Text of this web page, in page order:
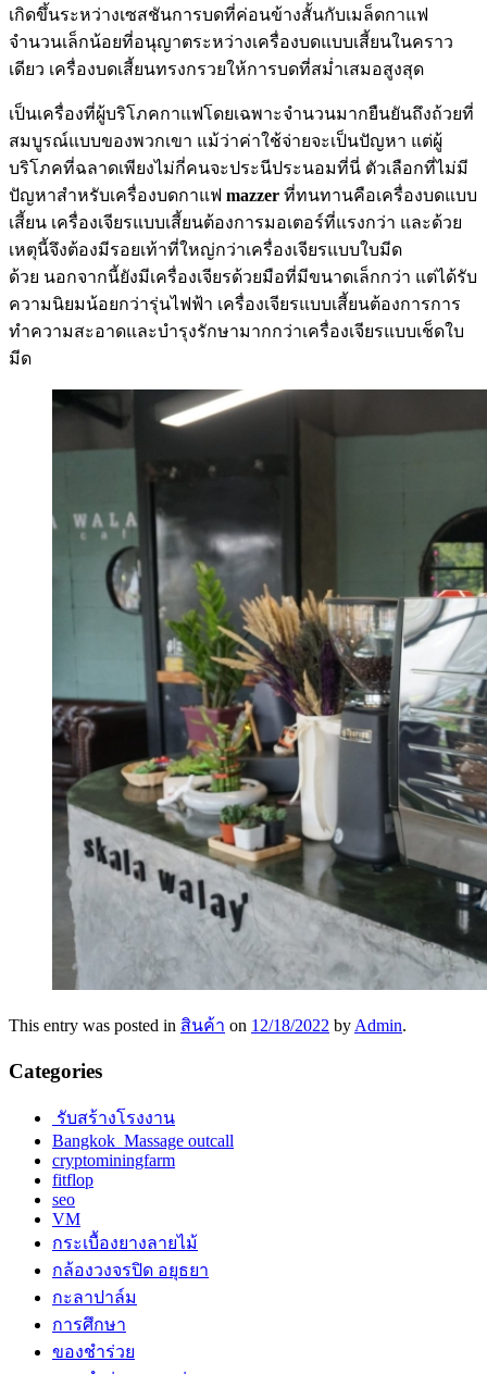
เกิดขึ้นระหว่างเซสชันการบดที่ค่อนข้างสั้นกับเมล็ดกาแฟ
จำนวนเล็กน้อยที่อนุญาตระหว่างเครื่องบดแบบเสี้ยนในคราว
เดียว เครื่องบดเสี้ยนทรงกรวยให้การบดที่สม่ำเสมอสูงสุด
เป็นเครื่องที่ผู้บริโภคกาแฟโดยเฉพาะจำนวนมากยืนยันถึงถ้วยที่
สมบูรณ์แบบของพวกเขา แม้ว่าค่าใช้จ่ายจะเป็นปัญหา แต่ผู้
บริโภคที่ฉลาดเพียงไม่กี่คนจะประนีประนอมที่นี่ ตัวเลือกที่ไม่มี
ปัญหาสำหรับเครื่องบดกาแฟ mazzer ที่ทนทานคือเครื่องบดแบบ
เสี้ยน เครื่องเจียรแบบเสี้ยนต้องการมอเตอร์ที่แรงกว่า และด้วย
เหตุนี้จึงต้องมีรอยเท้าที่ใหญ่กว่าเครื่องเจียรแบบใบมีด
ด้วย นอกจากนี้ยังมีเครื่องเจียรด้วยมือที่มีขนาดเล็กกว่า แต่ได้รับ
ความนิยมน้อยกว่ารุ่นไฟฟ้า เครื่องเจียรแบบเสี้ยนต้องการการ
ทำความสะอาดและบำรุงรักษามากกว่าเครื่องเจียรแบบเช็ดใบ
มีด
This entry was posted in สินค้า on 12/18/2022 by Admin.
Categories
รับสร้างโรงงาน
Bangkok Massage outcall
cryptominingfarm
fitflop
seo
VM
กระเบื้องยางลายไม้
กล้องวงจรปิด อยุธยา
กะลาปาล์ม
การศึกษา
ของชำร่วย